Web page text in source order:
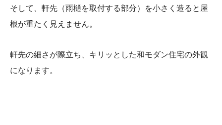
そして、軒先（雨樋を取付する部分）を小さく造ると屋
根が重たく見えません。
軒先の細さが際立ち、キリッとした和モダン住宅の外観
になります。